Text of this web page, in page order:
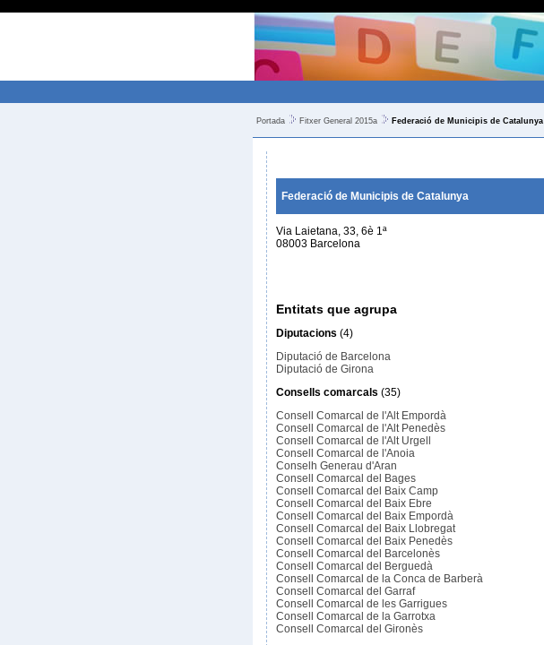
Portada Fitxer General 2015a Federació de Municipis de Catalunya
Federació de Municipis de Catalunya
Via Laietana, 33, 6è 1ª
08003 Barcelona
Entitats que agrupa
Diputacions (4)
Diputació de Barcelona
Diputació de Girona
Consells comarcals (35)
Consell Comarcal de l'Alt Empordà
Consell Comarcal de l'Alt Penedès
Consell Comarcal de l'Alt Urgell
Consell Comarcal de l'Anoia
Conselh Generau d'Aran
Consell Comarcal del Bages
Consell Comarcal del Baix Camp
Consell Comarcal del Baix Ebre
Consell Comarcal del Baix Empordà
Consell Comarcal del Baix Llobregat
Consell Comarcal del Baix Penedès
Consell Comarcal del Barcelonès
Consell Comarcal del Berguedà
Consell Comarcal de la Conca de Barberà
Consell Comarcal del Garraf
Consell Comarcal de les Garrigues
Consell Comarcal de la Garrotxa
Consell Comarcal del Gironès